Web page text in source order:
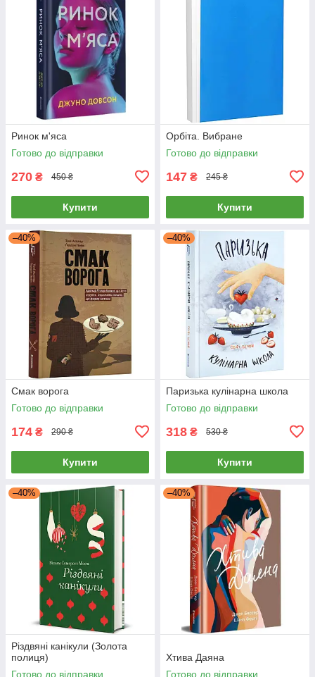
Ринок м'яса
Готово до відправки
270 ₴ 450 ₴
Купити
Орбіта. Вибране
Готово до відправки
147 ₴ 245 ₴
Купити
–40%
Смак ворога
Готово до відправки
174 ₴ 290 ₴
Купити
–40%
Паризька кулінарна школа
Готово до відправки
318 ₴ 530 ₴
Купити
–40%
Різдвяні канікули (Золота
полиця)
Готово до відправки
–40%
Хтива Даяна
Готово до відправки